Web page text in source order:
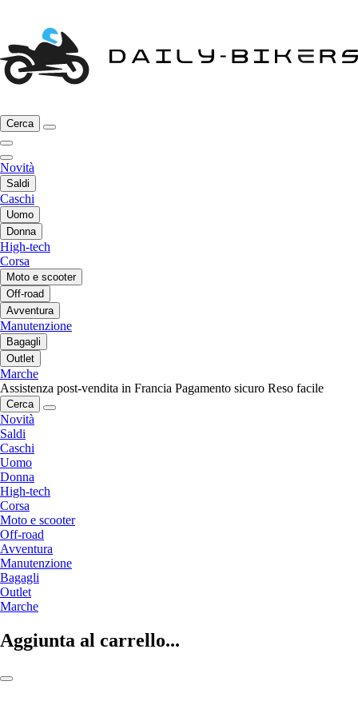
Cerca
Novità
Saldi
Caschi
Uomo
Donna
High-tech
Corsa
Moto e scooter
Off-road
Avventura
Manutenzione
Bagagli
Outlet
Marche
Assistenza post-vendita in Francia Pagamento sicuro Reso facile
Cerca
Novità
Saldi
Caschi
Uomo
Donna
High-tech
Corsa
Moto e scooter
Off-road
Avventura
Manutenzione
Bagagli
Outlet
Marche
Aggiunta al carrello...